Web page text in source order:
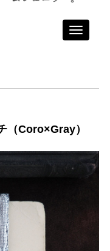
Toggle
Coro×Gray）